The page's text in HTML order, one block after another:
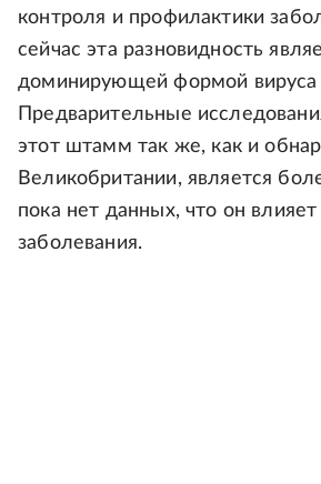
контроля и профилактики
сейчас эта разновидность
доминирующей формой
Предварительные
этот штамм так же, как и
Великобритании, является
пока нет данных, что он
заболевания.